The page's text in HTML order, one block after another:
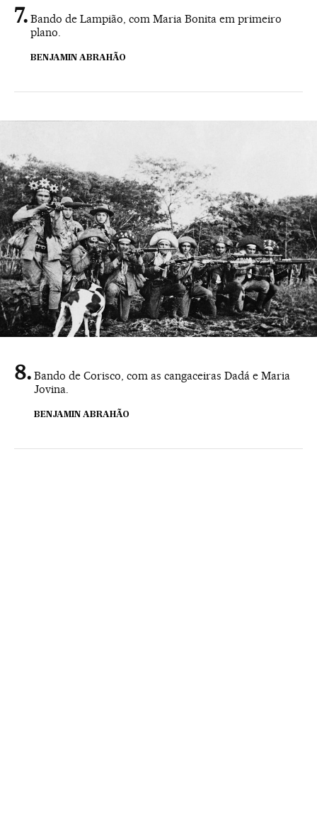
Bando de Lampião, com Maria Bonita em primeiro
plano.
BENJAMIN ABRAHÃO
Bando de Corisco, com as cangaceiras Dadá e Maria
Jovina.
BENJAMIN ABRAHÃO